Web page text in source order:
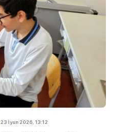
23 İyun 2026, 13:12